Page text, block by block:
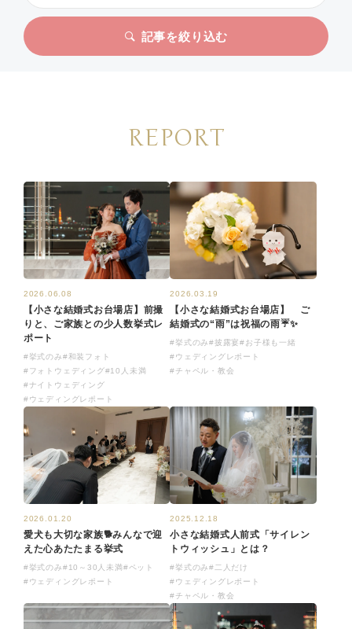
記事を絞り込む
REPORT
2026.06.08
【小さな結婚式お台場店】前撮
りと、ご家族との少人数挙式レ
ポート
#挙式のみ#和装フォト
#フォトウェディング#10人未満
#ナイトウェディング
#ウェディングレポート
2026.03.19
【小さな結婚式お台場店】 ご
結婚式の“雨”は祝福の雨☔✨
#挙式のみ#披露宴#お子様も一緒
#ウェディングレポート
#チャペル・教会
2026.01.20
愛犬も大切な家族🐕みんなで迎
えた心あたたまる挙式
#挙式のみ#10～30人未満 #ペット
#ウェディングレポート
2025.12.18
小さな結婚式人前式「サイレン
トウィッシュ」とは？
#挙式のみ#二人だけ
#ウェディングレポート
#チャペル・教会